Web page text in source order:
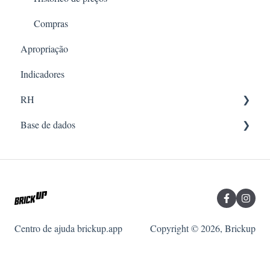
Compras
Apropriação
Indicadores
RH
Documentos
Base de dados
Clientes
RH
Centro de ajuda brickup.app Copyright © 2026, Brickup